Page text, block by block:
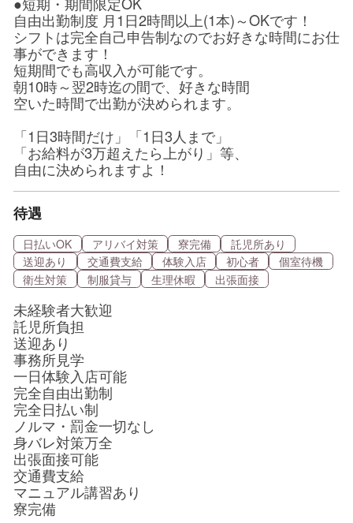
自由出勤制度 月1日2時間以上(1本)～OKです！
シフトは完全自己申告制なのでお好きな時間にお仕
事ができます！
短期間でも高収入が可能です。
朝10時～翌2時迄の間で、好きな時間
空いた時間で出勤が決められます。
「1日3時間だけ」「1日3人まで」
「お給料が3万超えたら上がり」等、
自由に決められますよ！
待遇
日払いOK アリバイ対策 寮完備
託児所あり
送迎あり
交通費支給 体験入店 初心者
個室待機
衛生対策
制服貸与 生理休暇 出張面接
未経験者大歓迎
託児所負担
送迎あり
事務所見学
一日体験入店可能
完全自由出勤制
完全日払い制
ノルマ・罰金一切なし
身バレ対策万全
出張面接可能
交通費支給
マニュアル講習あり
寮完備